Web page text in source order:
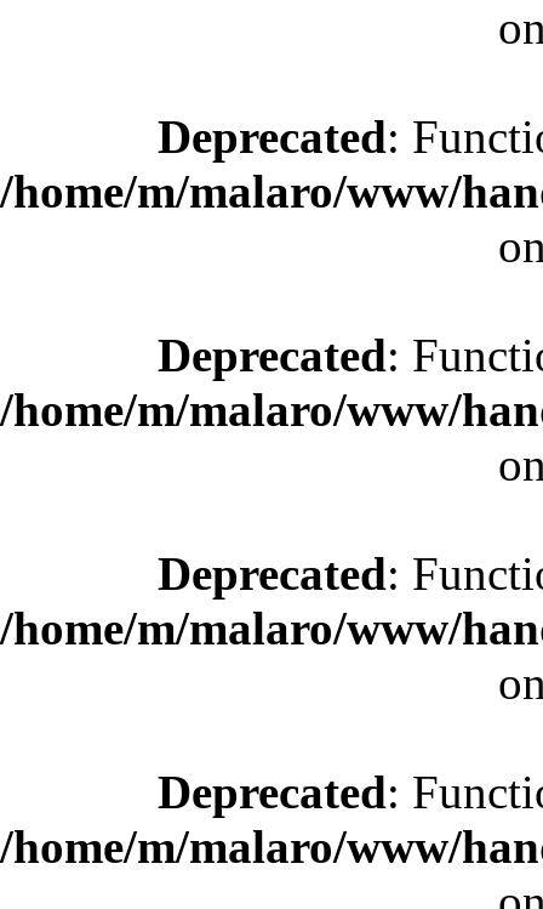
Deprecated:
/home/m/malaro/www/
Deprecated:
/home/m/malaro/www/
Deprecated:
/home/m/malaro/www/
Deprecated:
/home/m/malaro/www/